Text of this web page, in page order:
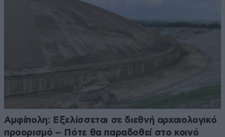
Αμφίπολη: Εξελίσσεται σε διεθνή αρχαιολογικό
προορισμό – Πότε θα παραδοθεί στο κοινό